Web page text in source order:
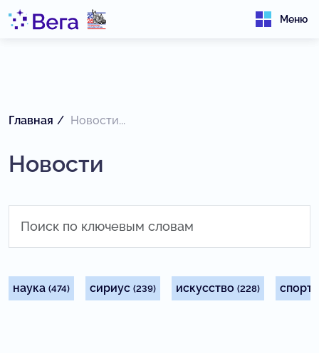
Меню
Главная Новости...
Новости
наука (474) сириус (239) искусство (228) спорт